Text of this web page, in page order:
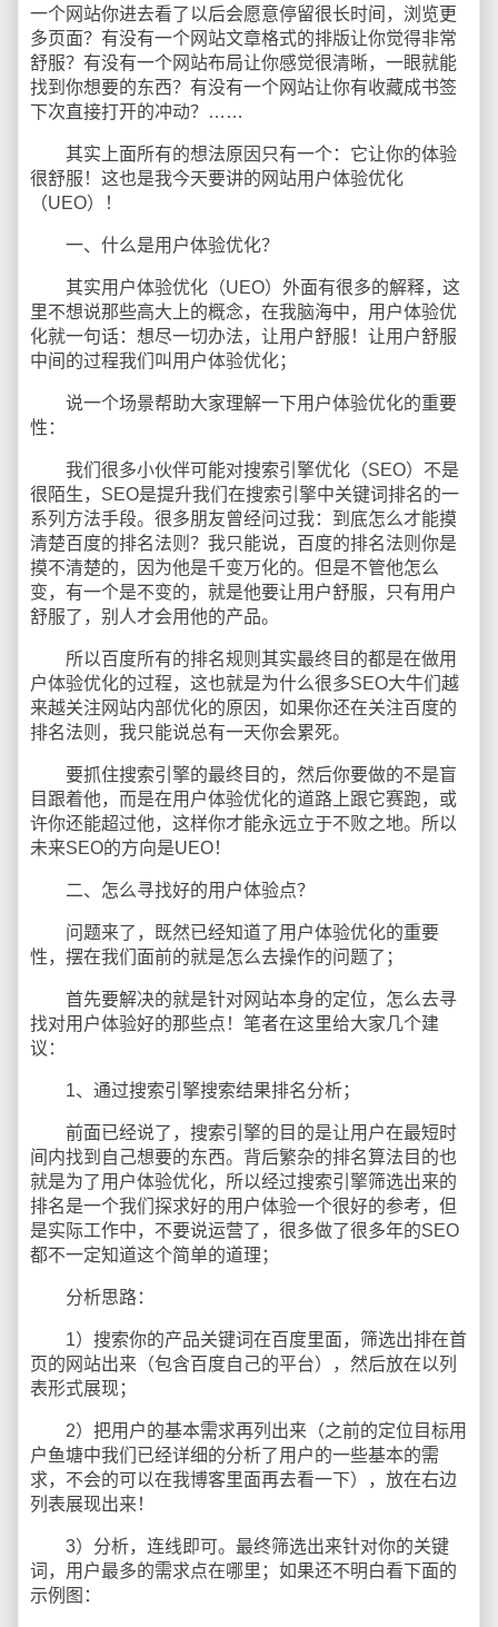
一个网站你进去看了以后会愿意停留很长时间，浏览更
多页面？有没有一个网站文章格式的排版让你觉得非常
舒服？有没有一个网站布局让你感觉很清晰，一眼就能
找到你想要的东西？有没有一个网站让你有收藏成书签
下次直接打开的冲动？……
其实上面所有的想法原因只有一个：它让你的体验
很舒服！这也是我今天要讲的网站用户体验优化
（UEO）！
一、什么是用户体验优化？
其实用户体验优化（UEO）外面有很多的解释，这
里不想说那些高大上的概念，在我脑海中，用户体验优
化就一句话：想尽一切办法，让用户舒服！让用户舒服
中间的过程我们叫用户体验优化；
说一个场景帮助大家理解一下用户体验优化的重要
性：
我们很多小伙伴可能对搜索引擎优化（SEO）不是
很陌生，SEO是提升我们在搜索引擎中关键词排名的一
系列方法手段。很多朋友曾经问过我：到底怎么才能摸
清楚百度的排名法则？我只能说，百度的排名法则你是
摸不清楚的，因为他是千变万化的。但是不管他怎么
变，有一个是不变的，就是他要让用户舒服，只有用户
舒服了，别人才会用他的产品。
所以百度所有的排名规则其实最终目的都是在做用
户体验优化的过程，这也就是为什么很多SEO大牛们越
来越关注网站内部优化的原因，如果你还在关注百度的
排名法则，我只能说总有一天你会累死。
要抓住搜索引擎的最终目的，然后你要做的不是盲
目跟着他，而是在用户体验优化的道路上跟它赛跑，或
许你还能超过他，这样你才能永远立于不败之地。所以
未来SEO的方向是UEO！
二、怎么寻找好的用户体验点？
问题来了，既然已经知道了用户体验优化的重要
性，摆在我们面前的就是怎么去操作的问题了；
首先要解决的就是针对网站本身的定位，怎么去寻
找对用户体验好的那些点！笔者在这里给大家几个建
议：
1、通过搜索引擎搜索结果排名分析；
前面已经说了，搜索引擎的目的是让用户在最短时
间内找到自己想要的东西。背后繁杂的排名算法目的也
就是为了用户体验优化，所以经过搜索引擎筛选出来的
排名是一个我们探求好的用户体验一个很好的参考，但
是实际工作中，不要说运营了，很多做了很多年的SEO
都不一定知道这个简单的道理；
分析思路：
1）搜索你的产品关键词在百度里面，筛选出排在首
页的网站出来（包含百度自己的平台），然后放在以列
表形式展现；
2）把用户的基本需求再列出来（之前的定位目标用
户鱼塘中我们已经详细的分析了用户的一些基本的需
求，不会的可以在我博客里面再去看一下），放在右边
列表展现出来！
3）分析，连线即可。最终筛选出来针对你的关键
词，用户最多的需求点在哪里；如果还不明白看下面的
示例图：